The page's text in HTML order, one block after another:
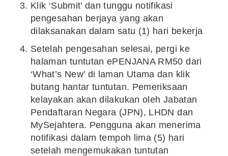
Klik ‘Submit’ dan tunggu notifikasi
pengesahan berjaya yang akan
dilaksanakan dalam satu (1) hari bekerja
Setelah pengesahan selesai, pergi ke
halaman tuntutan ePENJANA RM50 dari
‘What’s New’ di laman Utama dan klik
butang hantar tuntutan. Pemeriksaan
kelayakan akan dilakukan oleh Jabatan
Pendaftaran Negara (JPN), LHDN dan
MySejahtera. Pengguna akan menerima
notifikasi dalam tempoh lima (5) hari
setelah mengemukakan tuntutan